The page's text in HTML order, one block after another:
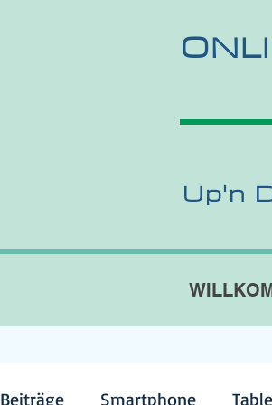
Up'n
Smartphone